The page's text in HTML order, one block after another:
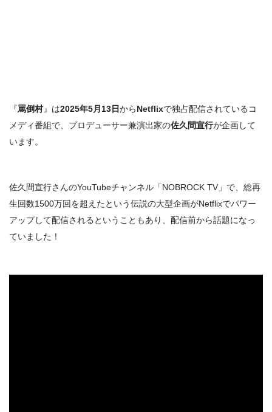
『罵倒村』は2025年5月13日からNetflixで独占配信されているコ
メディ番組で、プロデューサー兼演出家の佐久間宣行が企画して
います。
佐久間宣行さんのYouTubeチャンネル「NOBROCK TV」で、総再
生回数1500万回を超えたという伝説の大型企画がNetflixでパワー
アップして配信されるということもあり、配信前から話題になっ
ていました！